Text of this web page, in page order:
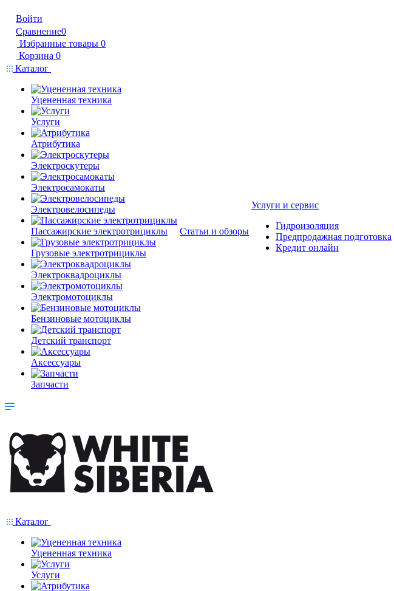
Войти
Сравнение0
Избранные товары 0
Корзина 0
Каталог
Уцененная техника
Услуги
Атрибутика
Электроскутеры
Электросамокаты
Электровелосипеды
Пассажирские электротрициклы
Грузовые электротрициклы
Электроквадроциклы
Электромотоциклы
Бензиновые мотоциклы
Детский транспорт
Аксессуары
Запчасти
Статьи и обзоры
Услуги и сервис
Гидроизоляция
Предпродажная подготовка
Кредит онлайн
Каталог
Уцененная техника
Услуги